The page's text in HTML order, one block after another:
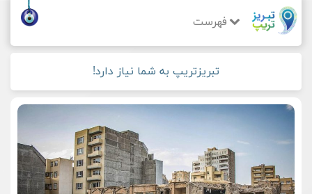
فهرست
تبریزتریپ به شما نیاز دارد!